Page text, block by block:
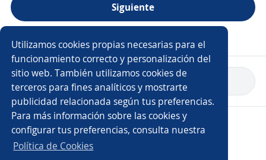
Siguiente
Ver más empresas
Volver a inicio
Copyright 2014 - 2026 DGNET LTD.
Aviso legal / Privacidad
Utilizamos cookies propias necesarias para el
funcionamiento correcto y personalización del
sitio web. También utilizamos cookies de
terceros para fines analíticos y mostrarte
publicidad relacionada según tus preferencias.
Para más información sobre las cookies y
configurar tus preferencias, consulta nuestra
Política de Cookies